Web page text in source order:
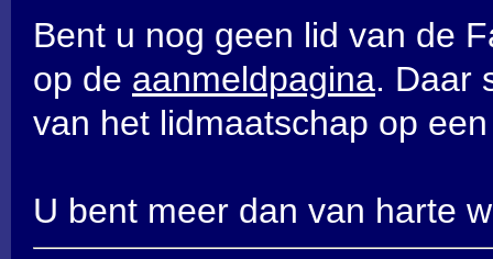
Bent u nog geen lid van de
op de aanmeldpagina. Daar
van het lidmaatschap op
U bent meer dan van harte